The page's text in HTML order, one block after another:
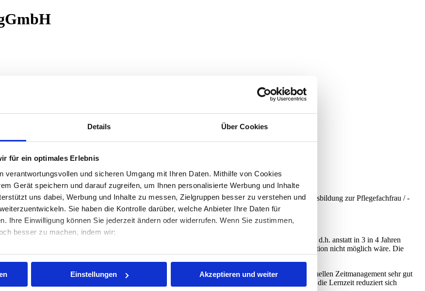
Details Über Cookies
für ein optimales Erlebnis
verantwortungsvollen und sicheren Umgang mit Ihren Daten. Mithilfe von Cookies
Gerät speichern und darauf zugreifen, um Ihnen personalisierte Werbung und Inhalte
uns dabei, Werbung und Inhalte zu messen, Zielgruppen besser zu verstehen und
Sie haben die Kontrolle darüber, welche Anbieter Ihre Daten für
Ihre Einwilligung können Sie jederzeit ändern oder widerrufen. Wenn Sie zustimmen,
besser zu machen, indem wir:
nach bestimmten Merkmalen identifizieren
Einstellungen Akzeptieren und weiter
mit denVitos Schulen für Gesundheitsberufe Rheingau und Hochtaunus,die 4jährige Ausbildung zur Pflegefachfrau / -
und bringt mehrjährige Erfahrung in der Umsetzung der Teilzeitausbildung mit.
Kreis an Bewerber/-innen anzusprechen. Das Bildungsangebot, die Pflegeausbildung in Teilzeit, d.h. anstatt in 3 in 4 Jahren
denen der Beginn einer Vollzeitausbildung, auf Grund ihrer persönlichen und/oder familiären Situation nicht möglich wäre. Die
den Zugang zum Arbeitsmarkt.
wollen oder müssen, finden in der Teilzeitausbildung eine Ausbildung, die sich mit dem individuellen Zeitmanagement sehr gut
und 2500 Praxisstunden zu absolvieren. Aber in Teilzeit hat man eben ein ganzes Jahr mehr Zeit und die Lernzeit reduziert sich